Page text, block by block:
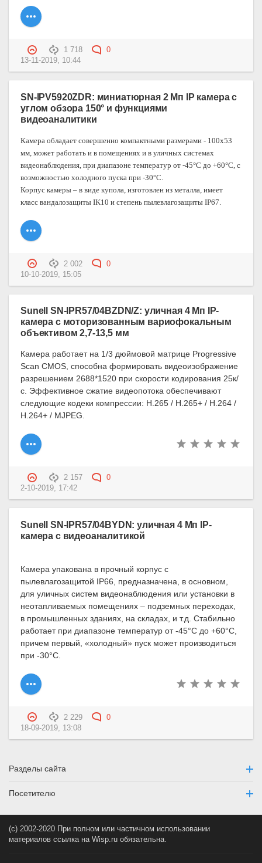
1 718
0
13-11-2019, 10:44
SN-IPV5920ZDR: миниатюрная 2 Мп IP камера с
углом обзора 150° и функциями
видеоаналитики
Камера обладает совершенно компактными размерами - 100х53
мм, может работать и в помещениях и в уличных системах
видеонаблюдения, при диапазоне температур от -45°C до +60°C, с
возможностью холодного пуска при -30°C.
Корпус камеры – в виде купола, изготовлен из металла, имеет
класс вандалозащиты IK10 и степень пылевлагозащиты IP67.
2 002
0
10-10-2019, 15:05
Sunell SN-IPR57/04BZDN/Z: уличная 4 Мп IP-
камера с моторизованным вариофокальным
объективом 2,7-13,5 мм
Камера работает на 1/3 дюймовой матрице Progressive
Scan CMOS, способна формировать видеоизображение
разрешением 2688*1520 при скорости кодирования 25к/
с. Эффективное сжатие видеопотока обеспечивают
следующие кодеки компрессии: H.265 / H.265+ / H.264 /
H.264+ / MJPEG.
2 157
0
2-10-2019, 17:42
Sunell SN-IPR57/04BYDN: уличная 4 Мп IP-
камера с видеоаналитикой
Камера упакована в прочный корпус с
пылевлагозащитой IP66, предназначена, в основном,
для уличных систем видеонаблюдения или установки в
неотапливаемых помещениях – подземных переходах,
в промышленных зданиях, на складах, и т.д. Стабильно
работает при диапазоне температур от -45°C до +60°C,
причем первый, «холодный» пуск может производиться
при -30°C.
2 229
0
18-09-2019, 13:08
Разделы сайта
Посетителю
(c) 2002-2020 При полном или частичном использовании
материалов ссылка на Wisp.ru обязательна.